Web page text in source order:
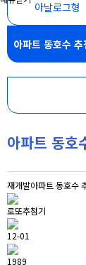
아날로그형
아파트 동호수 추
아파트 동호
재개발아파트 동호수
로또추첨기
12-01
1989